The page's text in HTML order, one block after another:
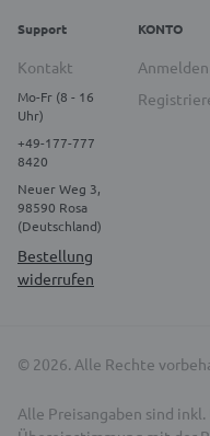
Support
Kontakt
Mo-Fr (8 - 16
Uhr)
+49-177-777
8420
Neuer Weg 3,
98590 Rosa
(Deutschland)
Bestellung
widerrufen
KONTO
Anmelden
© 2026. Alle Rechte
Alle Preisangaben sind inkl.